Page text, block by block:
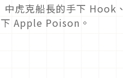
虎克船長的手下 Hook、
Apple Poison。